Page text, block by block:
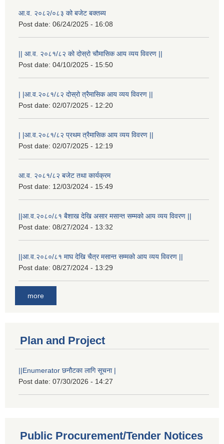
आ.व. २०८२/०८३ को बजेट बक्तब्य
Post date: 06/24/2025 - 16:08
|| आ.व. २०८१/८२ को दोस्रो चौमासिक आय व्यय विवरण ||
Post date: 04/10/2025 - 15:50
| |आ.व.२०८१/८२ दोस्रो त्रैमासिक आय व्यय विवरण ||
Post date: 02/07/2025 - 12:20
| |आ.व.२०८१/८२ प्रथम त्रैमासिक आय व्यय विवरण ||
Post date: 02/07/2025 - 12:19
आ.व. २०८१/८२ बजेट तथा कार्यक्रम
Post date: 12/03/2024 - 15:49
||आ.व.२०८०/८१ बैशाख देखि असार मसान्त सम्मको आय व्यय विवरण ||
Post date: 08/27/2024 - 13:32
||आ.व.२०८०/८१ माघ देखि चैत्र मसान्त सम्मको आय व्यय विवरण ||
Post date: 08/27/2024 - 13:29
more
Plan and Project
||Enumerator छनौटका लागि सूचना |
Post date: 07/30/2026 - 14:27
Public Procurement/Tender Notices